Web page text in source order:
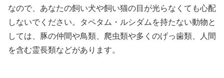
なので、あなたの飼い犬や飼い猫の目が光らなくても心配
しないでください。タペタム・ルシダムを持たない動物と
しては、豚の仲間や鳥類、爬虫類や多くのげっ歯類、人間
を含む霊長類などがあります。